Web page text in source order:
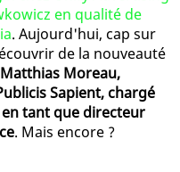
en qualité de
. Aujourd'hui, cap sur
de la nouveauté
Matthias Moreau,
Sapient, chargé
tant que directeur
. Mais encore ?